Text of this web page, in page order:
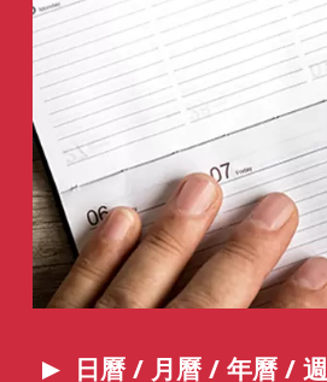
日曆 / 月曆 / 年曆 / 週